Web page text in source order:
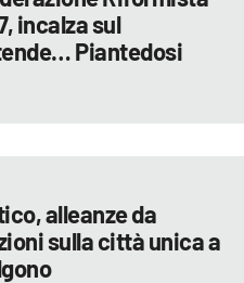
incalza sul
Piantedosi
alleanze da
sulla città unica a